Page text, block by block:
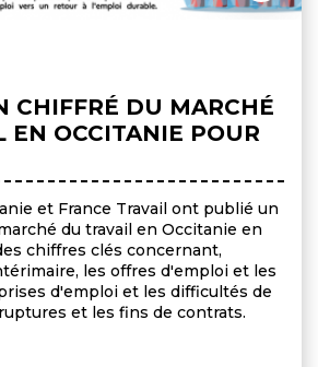
CHIFFRÉ DU MARCHÉ
EN OCCITANIE POUR
et France Travail ont publié un
du travail en Occitanie en
chiffres clés concernant,
les offres d'emploi et les
d'emploi et les difficultés de
et les fins de contrats.